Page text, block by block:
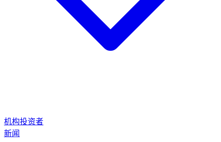
机构投资者
新闻